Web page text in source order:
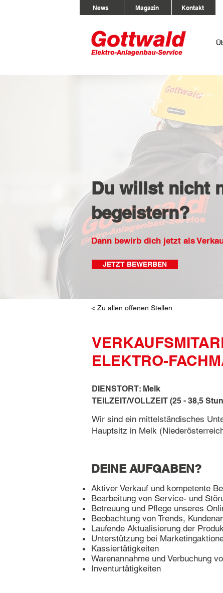
Magazin
News Kontakt
Du willst nicht
begeistern?
Dann bewirb dich jetzt als
JETZT BEWERBEN
< Zu allen offenen Stellen
ELEKTRO-
DIENSTORT: Melk
TEILZEIT/VOLLZEIT (25 - 38,5
Wir sind ein mittelständisches
Hauptsitz in Melk
DEINE AUFGABEN?
Aktiver Verkauf und kompetente
Bearbeitung von Service- und
Betreuung und Pflege unseres
Beobachtung von Trends,
Laufende Aktualisierung der
Unterstützung bei
Kassiertätigkeiten
Warenannahme und Verbuchung
Inventurtätigkeiten